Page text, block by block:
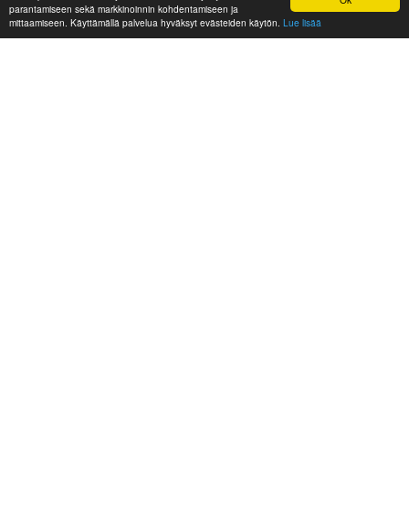
parantamiseen sekä markkinoinnin kohdentamiseen ja
mittaamiseen. Käyttämällä palvelua hyväksyt evästeiden käytön. Lue lisää